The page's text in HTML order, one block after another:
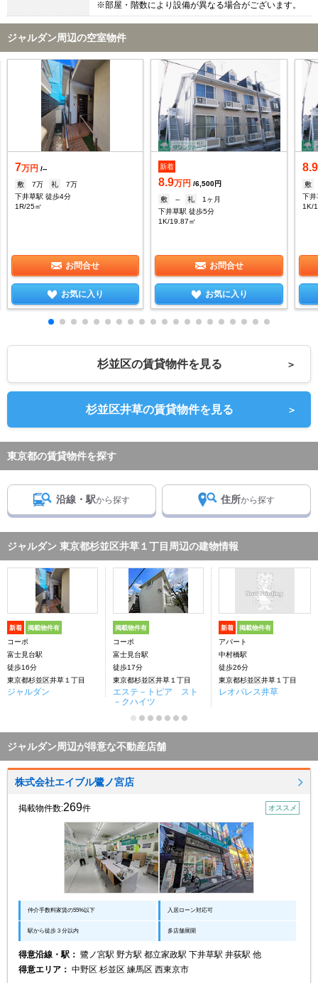
※部屋・階数により設備が異なる場合がございます。
ジャルダン周辺の空室物件
7万円 /--
敷
7万 礼
7万
下井草駅 徒歩4分
1R/25㎡
お問合せ
お気に入り
新着
8.9万円 /6,500円
敷
-- 礼
1ヶ月
下井草駅 徒歩5分
1K/19.87㎡
お問合せ
お気に入り
8.9
敷
下井
1K/
杉並区の賃貸物件を見る ＞
杉並区井草の賃貸物件を見る ＞
東京都の賃貸物件を探す
沿線・駅から探す 住所から探す
ジャルダン 東京都杉並区井草１丁目周辺の建物情報
新着 掲載物件有
コーポ
富士見台駅
徒歩16分
東京都杉並区井草１丁目
ジャルダン
掲載物件有
コーポ
富士見台駅
徒歩17分
東京都杉並区井草１丁目
エステ－トピア スト
－クハイツ
新着 掲載物件有
アパート
中村橋駅
徒歩26分
東京都杉並区井草１丁目
レオパレス井草
ジャルダン周辺が得意な不動産店舗
株式会社エイブル鷺ノ宮店
掲載物件数:269件 オススメ
仲介手数料家賃の55%以下 入居ローン対応可
駅から徒歩３分以内 多店舗展開
得意沿線・駅： 鷺ノ宮駅 野方駅 都立家政駅 下井草駅 井荻駅 他
得意エリア： 中野区 杉並区 練馬区 西東京市